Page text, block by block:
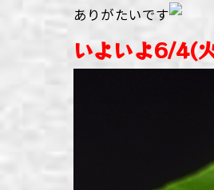
ありがたいです
いよいよ6/4(